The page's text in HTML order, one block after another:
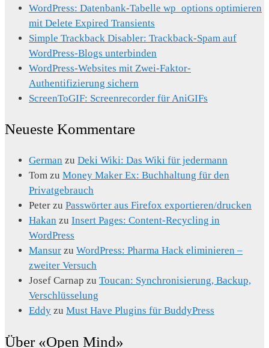
WordPress: Datenbank-Tabelle wp_options optimieren
mit Delete Expired Transients
Simple Trackback Disabler: Trackback-Spam auf
WordPress-Blogs unterbinden
WordPress-Websites mit Zwei-Faktor-
Authentifizierung sichern
ScreenToGIF: Screenrecorder für AniGIFs
Neueste Kommentare
German zu Deki Wiki: Das Wiki für jedermann
Tom zu Money Maker Ex: Buchhaltung für den
Privatgebrauch
Peter zu Passwörter aus Firefox exportieren/drucken
Hakan zu Insert Pages: Content-Recycling in
WordPress
Mansur zu WordPress: Pharma Hack eliminieren –
zweiter Versuch
Josef Carnap zu Toucan: Synchronisierung, Backup,
Verschlüsselung
Eddy zu Must Have Plugins für BuddyPress
Über «Open Mind»